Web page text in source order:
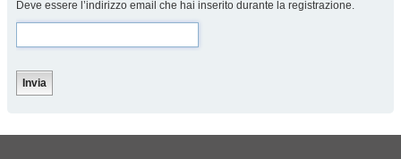
Deve essere l’indirizzo email che hai inserito durante la registrazione.